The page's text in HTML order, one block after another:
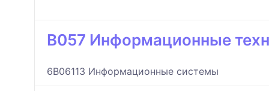
B057 Информационные
6B06113 Информационные системы